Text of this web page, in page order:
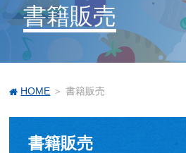
書籍販売
HOME ＞ 書籍販売
書籍販売